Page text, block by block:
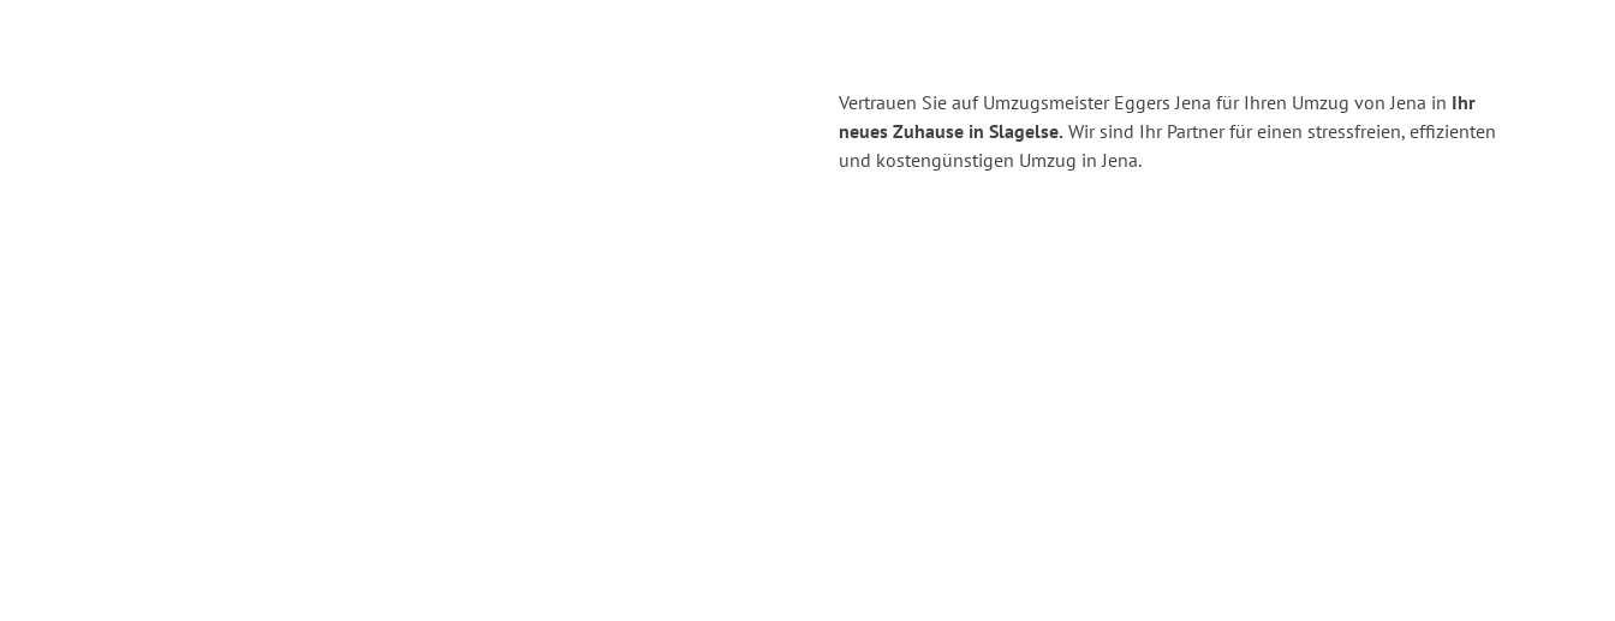
Vertrauen Sie auf Umzugsmeister Eggers Jena für Ihren Umzug von Jena in Ihr
neues Zuhause in Slagelse. Wir sind Ihr Partner für einen stressfreien, effizienten
und kostengünstigen Umzug in Jena.